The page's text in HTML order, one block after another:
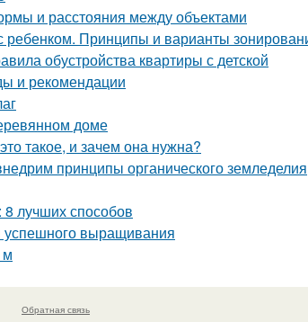
и расстояния между объектами
Принципы и варианты
обустройства квартиры с детской
и рекомендации
доме
такое, и зачем она нужна?
принципы органического
лучших способов
выращивания
м
Обратная связь